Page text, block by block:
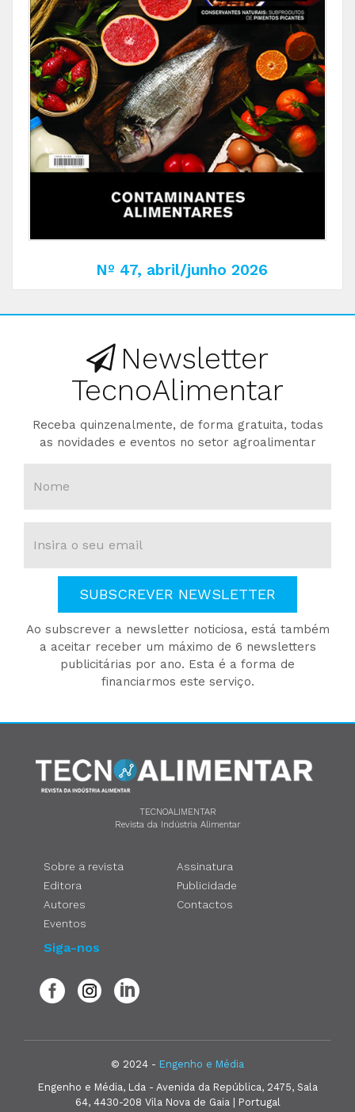
Nº 47, abril/junho 2026
Newsletter
TecnoAlimentar
Receba quinzenalmente, de forma gratuita, todas
as novidades e eventos no setor agroalimentar
SUBSCREVER NEWSLETTER
Ao subscrever a newsletter noticiosa, está também
a aceitar receber um máximo de 6 newsletters
publicitárias por ano. Esta é a forma de
financiarmos este serviço.
TECNOALIMENTAR
Revista da Indústria Alimentar
Sobre a revista
Editora
Autores
Eventos
Assinatura
Publicidade
Contactos
Siga-nos
© 2024 - Engenho e Média
Engenho e Média, Lda - Avenida da República, 2475, Sala
64, 4430-208 Vila Nova de Gaia | Portugal